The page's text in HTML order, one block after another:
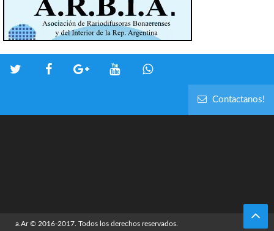
Contactanos!
a.Ar© 2016-2017. Todos los derechos reservados.